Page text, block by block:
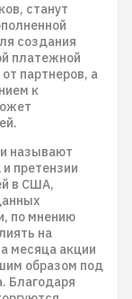
станут
создания
платежной
партнеров, а
к
называют
претензии
в США,
по мнению
на
месяца акции
образом под
Благодаря